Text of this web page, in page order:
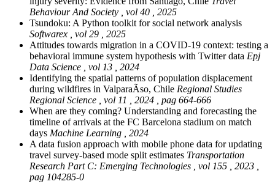
Behaviour And Society , vol 40 , 2025
Tsundoku: A Python toolkit for social network analysis
Softwarex , vol 29 , 2025
Attitudes towards migration in a COVID-19 context: testing a
behavioral immune system hypothesis with Twitter data Epj
Data Science , vol 13 , 2024
Identifying the spatial patterns of population displacement
during wildfires in ValparaÃ­so, Chile Regional Studies
Regional Science , vol 11 , 2024 , pag 664-666
When are they coming? Understanding and forecasting the
timeline of arrivals at the FC Barcelona stadium on match
days Machine Learning , 2024
A data fusion approach with mobile phone data for updating
travel survey-based mode split estimates Transportation
Research Part C: Emerging Technologies , vol 155 , 2023 ,
pag 104285-0